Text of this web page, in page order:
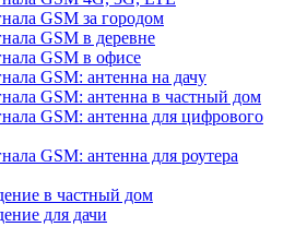
GSM за городом
GSM в деревне
GSM в офисе
GSM: антенна на дачу
GSM: антенна в частный дом
GSM: антенна для цифрового
GSM: антенна для роутера
в частный дом
для дачи